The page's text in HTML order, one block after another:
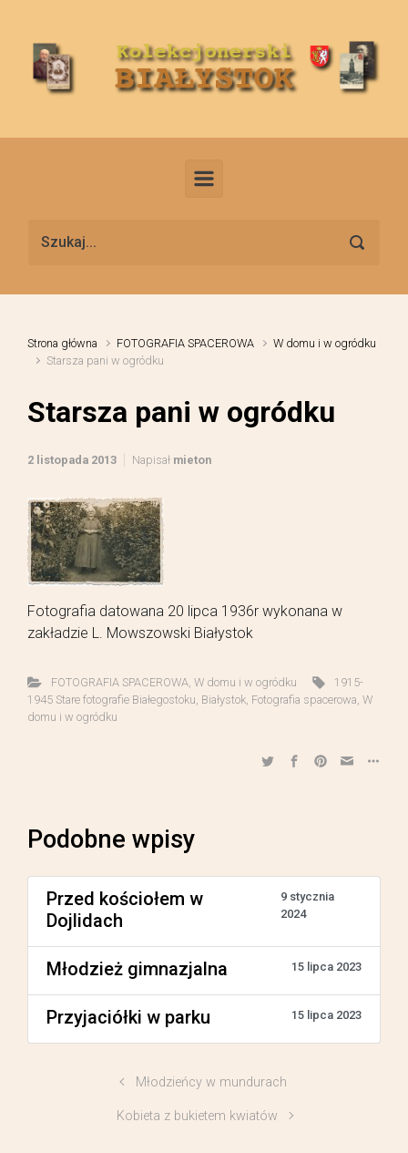
Strona główna FOTOGRAFIA SPACEROWA
W domu i w ogródku
Starsza pani w ogródku
Starsza pani w ogródku
2 listopada 2013 Napisał mieton
Fotografia datowana 20 lipca 1936r wykonana w
zakładzie L. Mowszowski Białystok
FOTOGRAFIA SPACEROWA W domu i w ogródku
1915-
1945 Stare fotografie Białegostoku Białystok Fotografia spacerowa W
domu i w ogródku
Podobne wpisy
Przed kościołem w
Dojlidach
9 stycznia
2024
Młodzież gimnazjalna 15 lipca 2023
Przyjaciółki w parku 15 lipca 2023
Młodzieńcy w mundurach
Kobieta z bukietem kwiatów